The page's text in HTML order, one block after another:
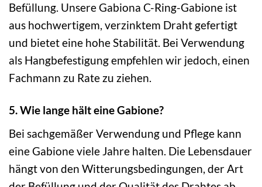
Befüllung. Unsere Gabiona C-Ring-Gabione ist
aus hochwertigem, verzinktem Draht gefertigt
und bietet eine hohe Stabilität. Bei Verwendung
als Hangbefestigung empfehlen wir jedoch, einen
Fachmann zu Rate zu ziehen.
5. Wie lange hält eine Gabione?
Bei sachgemäßer Verwendung und Pflege kann
eine Gabione viele Jahre halten. Die Lebensdauer
hängt von den Witterungsbedingungen, der Art